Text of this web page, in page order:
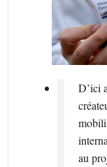
D’ici
au